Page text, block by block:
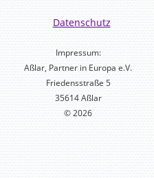
Impressum:
Aßlar, Partner in Europa e.V.
Friedensstraße 5
35614 Aßlar
© 2026
Datenschutz